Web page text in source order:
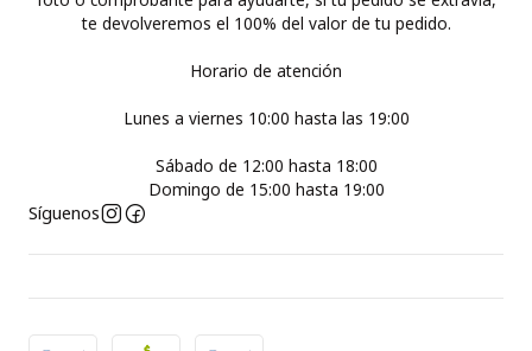
te devolveremos el 100% del valor de tu pedido.
Horario de atención
Lunes a viernes 10:00 hasta las 19:00
Sábado de 12:00 hasta 18:00
Domingo de 15:00 hasta 19:00
Síguenos